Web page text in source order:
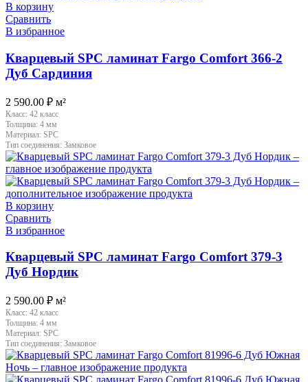
В корзину
Сравнить
В избранное
Кварцевый SPC ламинат Fargo Comfort 366-2
Дуб Сардиния
2 590.00 ₽ м²
Класс: 42 класс
Толщина: 4 мм
Материал: SPC
Тип соединения: Замковое
В корзину
Сравнить
В избранное
Кварцевый SPC ламинат Fargo Comfort 379-3
Дуб Нордик
2 590.00 ₽ м²
Класс: 42 класс
Толщина: 4 мм
Материал: SPC
Тип соединения: Замковое